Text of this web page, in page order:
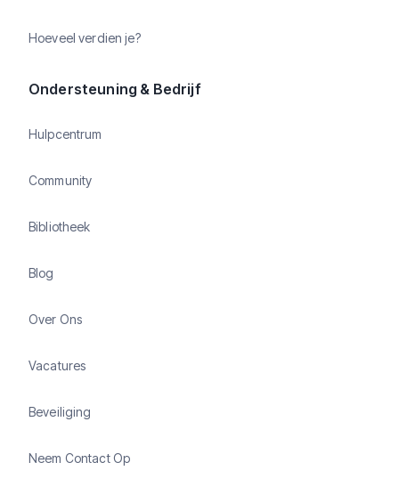
Hoeveel verdien je?
Ondersteuning & Bedrijf
Hulpcentrum
Community
Bibliotheek
Blog
Over Ons
Vacatures
Beveiliging
Neem Contact Op